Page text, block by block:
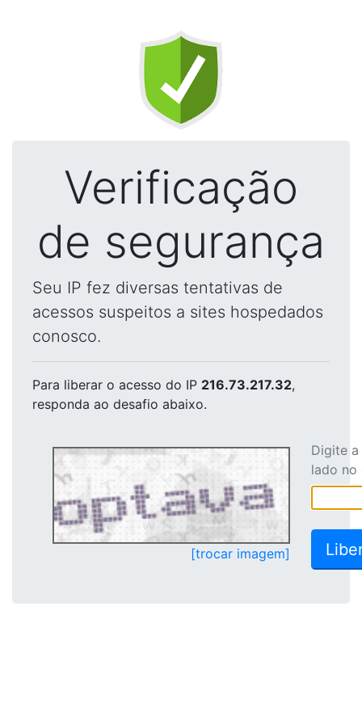
Verificação
de segurança
Seu IP fez diversas tentativas de
acessos suspeitos a sites hospedados
conosco.
Para liberar o acesso do IP 216.73.217.32,
responda ao desafio abaixo.
[trocar imagem]
Digite
lado no